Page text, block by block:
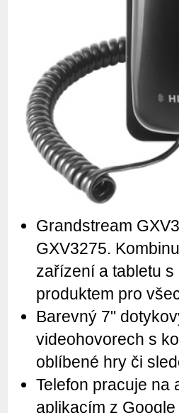
Grandstream
GXV3275.
zařízení a tabletu
produktem pro
Barevný 7"
videohovorech s
oblíbené hry či
Telefon pracuje na
aplikacím z